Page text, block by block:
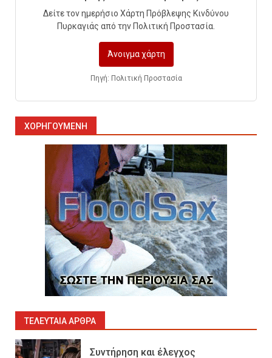
Δείτε τον ημερήσιο Χάρτη Πρόβλεψης Κινδύνου
Πυρκαγιάς από την Πολιτική Προστασία.
Άνοιγμα χάρτη
Πηγή: Πολιτική Προστασία
ΧΟΡΗΓΟΎΜΕΝΗ
ΤΕΛΕΥΤΑΊΑ ΆΡΘΡΑ
οδηγούν σε ατύχημα
Πυρόσβεση και Διάσωση σε
Ορυχεία
Πυροσβεστικοί Αυλοί στην
Ελλάδα
Πυρασφάλεια των Διυλιστηρίων
και τα Διεθνή Πρότυπα
Εκπαίδευσης
4
Επιχειρησιακή Αντιμετώπιση
Πυρκαγιών σε Μονάδες
Συντήρηση και έλεγχος